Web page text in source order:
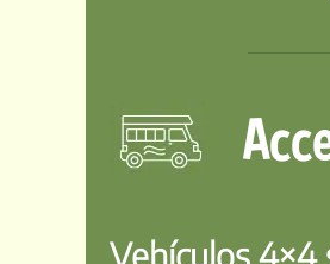
Vehículos 4×4